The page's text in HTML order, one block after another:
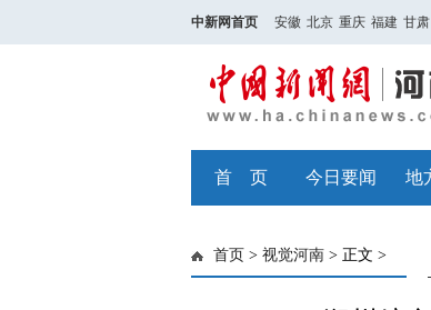
中新网首页 安徽 北京 重庆 福建 甘肃
首 页 今日要闻 地
首页 > 视觉河南 > 正文 >